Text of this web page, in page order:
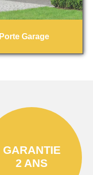
Porte Garage
GARANTIE
2 ANS